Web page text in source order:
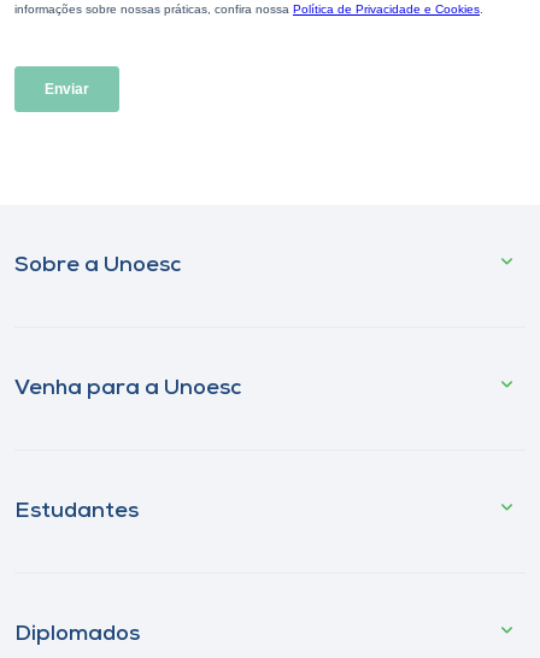
Sobre a Unoesc
Venha para a Unoesc
Estudantes
Diplomados